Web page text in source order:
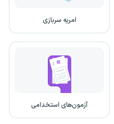
امریه سربازی
آزمون‌های استخدامی